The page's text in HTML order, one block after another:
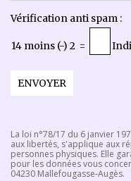
Vérification anti spam :
14 moins (-) 2 =
ENVOYER
La loi n°78/17 du 6 janvier
aux libertés, s'applique aux
personnes physiques. Elle
pour les données vous
04230 Mallefougasse-Augès.